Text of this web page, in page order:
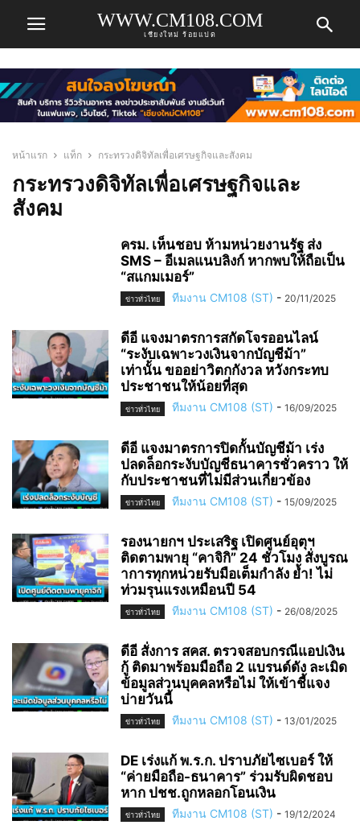
WWW.CM108.COM
เชียงใหม่ ร้อยแปด
หน้าแรก แท็ก กระทรวงดิจิทัลเพื่อเศรษฐกิจและสังคม
กระทรวงดิจิทัลเพื่อเศรษฐกิจและ
สังคม
ครม. เห็นชอบ ห้ามหน่วยงานรัฐ ส่ง
SMS – อีเมลแนบลิงก์ หากพบให้ถือเป็น
“สแกมเมอร์”
ข่าวทั่วไทย ทีมงาน CM108 (ST) - 20/11/2025
ดีอี แจงมาตรการสกัดโจรออนไลน์
“ระงับเฉพาะวงเงินจากบัญชีม้า”
เท่านั้น ขออย่าวิตกกังวล หวังกระทบ
ประชาชนให้น้อยที่สุด
ข่าวทั่วไทย ทีมงาน CM108 (ST) - 16/09/2025
ดีอี แจงมาตรการปิดกั้นบัญชีม้า เร่ง
ปลดล็อกระงับบัญชีธนาคารชั่วคราว ให้
กับประชาชนที่ไม่มีส่วนเกี่ยวข้อง
ข่าวทั่วไทย ทีมงาน CM108 (ST) - 15/09/2025
รองนายกฯ ประเสริฐ เปิดศูนย์อุตุฯ
ติดตามพายุ “คาจิกิ” 24 ชั่วโมง สั่งบูรณ
าการทุกหน่วยรับมือเต็มกำลัง ย้ำ! ไม่
ท่วมรุนแรงเหมือนปี 54
ข่าวทั่วไทย ทีมงาน CM108 (ST) - 26/08/2025
ดีอี สั่งการ สคส. ตรวจสอบกรณีแอปเงิน
กู้ ติดมาพร้อมมือถือ 2 แบรนด์ดัง ละเมิด
ข้อมูลส่วนบุคคลหรือไม่ ให้เข้าชี้แจง
บ่ายวันนี้
ข่าวทั่วไทย ทีมงาน CM108 (ST) - 13/01/2025
DE เร่งแก้ พ.ร.ก. ปราบภัยไซเบอร์ ให้
“ค่ายมือถือ-ธนาคาร” ร่วมรับผิดชอบ
หาก ปชช.ถูกหลอกโอนเงิน
ข่าวทั่วไทย ทีมงาน CM108 (ST) - 19/12/2024